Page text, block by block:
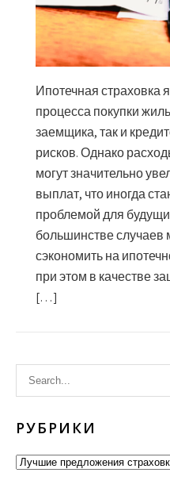
Ипотечная страховка
процесса покупки
заемщика, так и
рисков. Однако
могут значительно
выплат, что иногда
проблемой для
большинстве
сэкономить на
при этом в качестве
[…]
РУБРИКИ
Рубрики